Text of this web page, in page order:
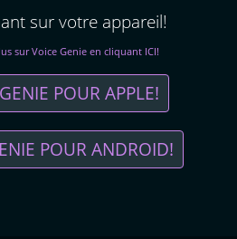
sur votre appareil!
sur Voice Genie en cliquant ICI!
POUR APPLE!
POUR ANDROID!